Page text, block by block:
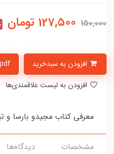
150,000
127,500 تومان
pdf نمونه محصول
معرفی کتاب مجیدو بارسا و تیم ملی
مشخصات دیدگاه‌ها